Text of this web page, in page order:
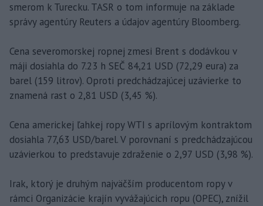
smerom k Turecku. TASR o tom informuje na základe
správy agentúry Reuters a údajov agentúry Bloomberg.
Cena severomorskej ropnej zmesi Brent s dodávkou v
máji dosiahla do 7.23 h SEČ 84,21 USD (72,29 eura) za
barel (159 litrov). Oproti predchádzajúcej uzávierke to
znamená rast o 2,81 USD (3,45 %).
Cena americkej ľahkej ropy WTI s aprílovým kontraktom
dosiahla 77,63 USD/barel. V porovnaní s predchádzajúcou
uzávierkou to predstavuje zdraženie o 2,97 USD (3,98 %).
Irak, ktorý je druhým najväčším producentom ropy v
rámci Organizácie krajín vyvážajúcich ropu (OPEC), znížil